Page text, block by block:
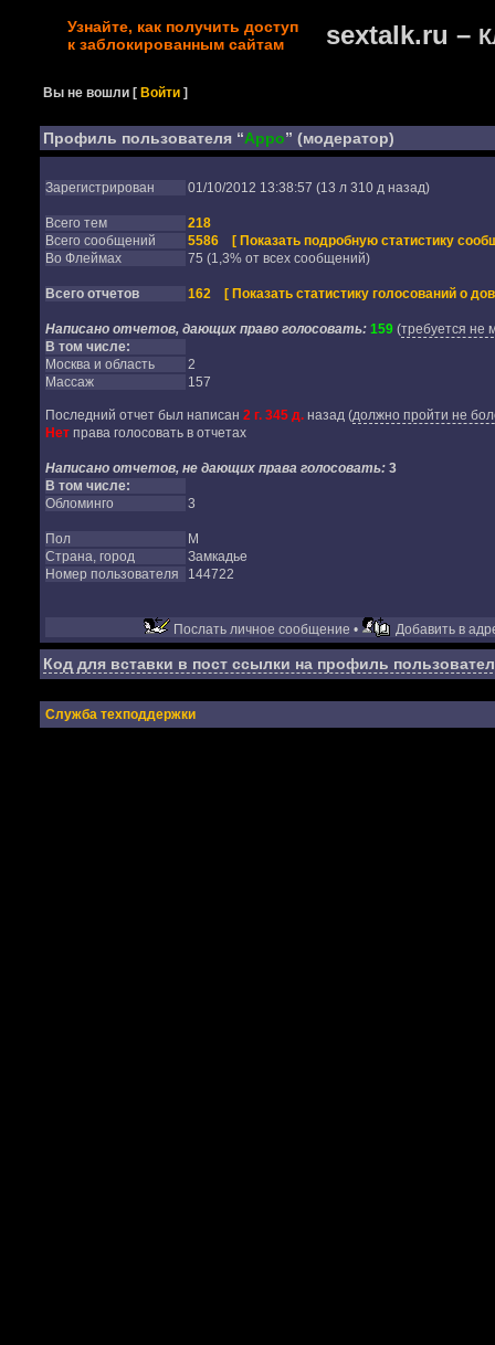
Узнайте, как получить доступ
к заблокированным сайтам
sextalk.ru –
Вы не вошли [Войти ]
Профиль пользователя “Appo” (модератор)
Зарегистрирован 01/10/2012 13:38:57 (13 л 310 д назад)
Всего тем
218
Всего сообщений
5586
[ Показать подробную статистику
Во Флеймах
75 (1,3% от всех сообщений)
Всего отчетов 162 [ Показать статистику голосований о
Написано отчетов, дающих право голосовать: 159(требуется не
В том числе:
Москва и область
2
Массаж
157
Последний отчет был написан 2 г. 345 д.назад(должно пройти не
Нетправа голосовать в отчетах
Написано отчетов, не дающих права голосовать: 3
В том числе:
Обломинго
3
Пол
М
Страна, город
Замкадье
Номер пользователя
144722
Послать личное сообщение • Добавить в
Код для вставки в пост ссылки на профиль
Служба техподдержки